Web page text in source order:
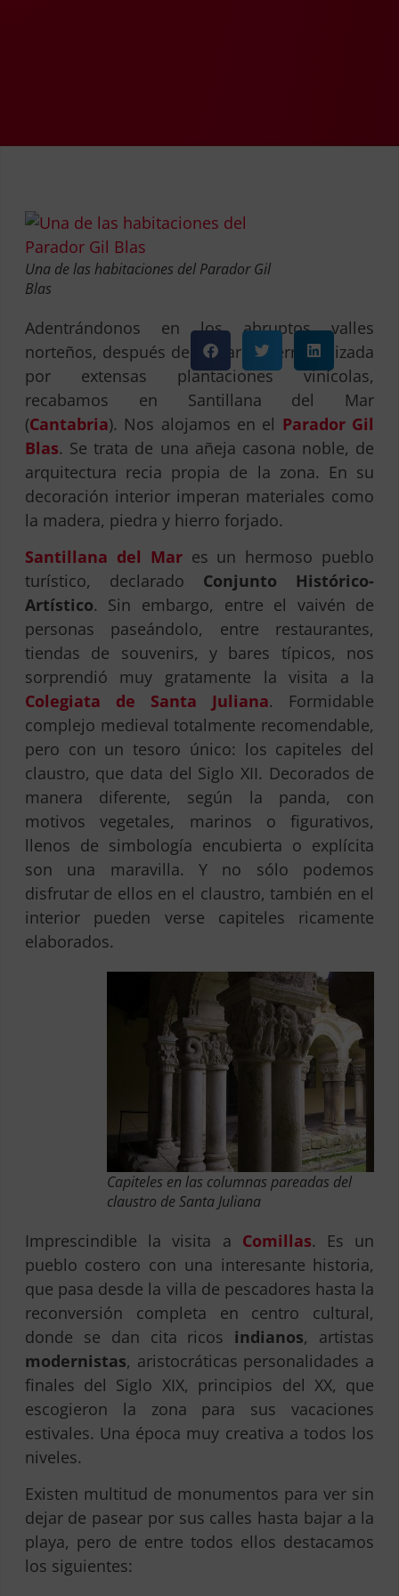
Una de las habitaciones del Parador Gil
Blas
Adentrándonos en los abruptos valles
norteños, después de cruzar la tierra tapizada
por extensas plantaciones vinícolas,
recabamos en Santillana del Mar
(Cantabria). Nos alojamos en el Parador Gil
Blas. Se trata de una añeja casona noble, de
arquitectura recia propia de la zona. En su
decoración interior imperan materiales como
la madera, piedra y hierro forjado.
Santillana del Mares un hermoso pueblo
turístico, declarado Conjunto Histórico-
Artístico. Sin embargo, entre el vaivén de
personas paseándolo, entre restaurantes,
tiendas de souvenirs, y bares típicos, nos
sorprendió muy gratamente la visita a la
Colegiata de Santa Juliana. Formidable
complejo medieval totalmente recomendable,
pero con un tesoro único: los capiteles del
claustro, que data del Siglo XII. Decorados de
manera diferente, según la panda, con
motivos vegetales, marinos o figurativos,
llenos de simbología encubierta o explícita
son una maravilla. Y no sólo podemos
disfrutar de ellos en el claustro, también en el
interior pueden verse capiteles ricamente
elaborados.
Capiteles en las columnas pareadas del
claustro de Santa Juliana
Imprescindible la visita a Comillas. Es un
pueblo costero con una interesante historia,
que pasa desde la villa de pescadores hasta la
reconversión completa en centro cultural,
donde se dan cita ricos indianos, artistas
modernistas, aristocráticas personalidades a
finales del Siglo XIX, principios del XX, que
escogieron la zona para sus vacaciones
estivales. Una época muy creativa a todos los
niveles.
Existen multitud de monumentos para ver sin
dejar de pasear por sus calles hasta bajar a la
playa, pero de entre todos ellos destacamos
los siguientes: